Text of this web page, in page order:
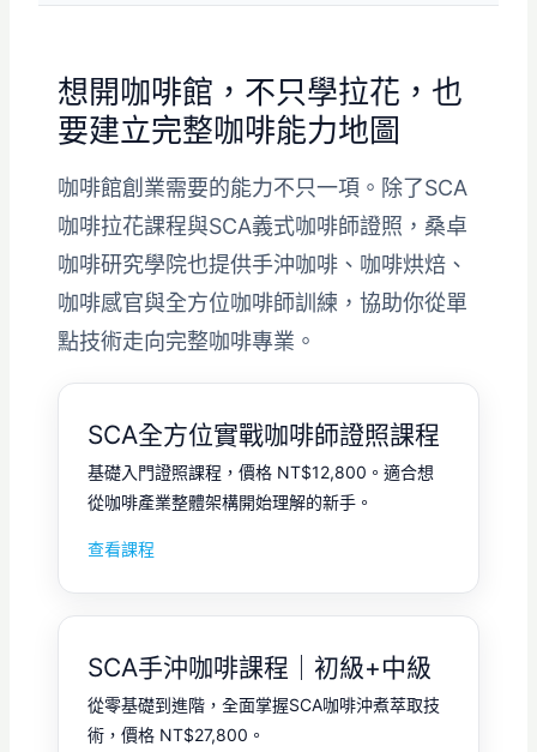
想開咖啡館，不只學拉花，也
要建立完整咖啡能力地圖
咖啡館創業需要的能力不只一項。除了SCA
咖啡拉花課程與SCA義式咖啡師證照，桑卓
咖啡研究學院也提供手沖咖啡、咖啡烘焙、
咖啡感官與全方位咖啡師訓練，協助你從單
點技術走向完整咖啡專業。
SCA全方位實戰咖啡師證照課程
基礎入門證照課程，價格 NT$12,800。適合想
從咖啡產業整體架構開始理解的新手。
查看課程
SCA手沖咖啡課程｜初級+中級
從零基礎到進階，全面掌握SCA咖啡沖煮萃取技
術，價格 NT$27,800。